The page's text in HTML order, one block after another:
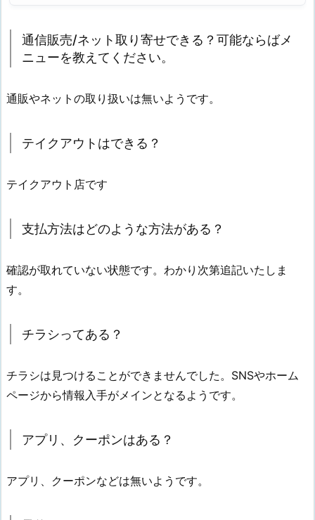
通信販売/ネット取り寄せできる？可能ならばメ
ニューを教えてください。
通販やネットの取り扱いは無いようです。
テイクアウトはできる？
テイクアウト店です
支払方法はどのような方法がある？
確認が取れていない状態です。わかり次第追記いたしま
す。
チラシってある？
チラシは見つけることができませんでした。SNSやホーム
ページから情報入手がメインとなるようです。
アプリ、クーポンはある？
アプリ、クーポンなどは無いようです。